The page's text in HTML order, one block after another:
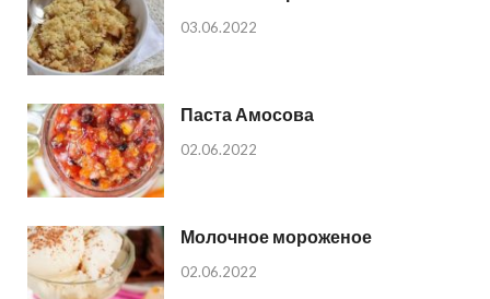
03.06.2022
Паста Амосова
02.06.2022
Молочное мороженое
02.06.2022